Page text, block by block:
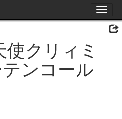
Toggle
クリィミ
ンコール